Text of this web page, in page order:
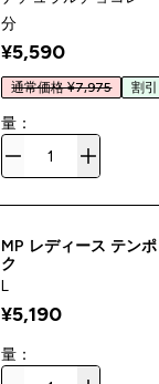
分
¥5,590‎
通常価格 ¥7,975 割
量：
MP レディース テン
ク
L
¥5,190‎
量：